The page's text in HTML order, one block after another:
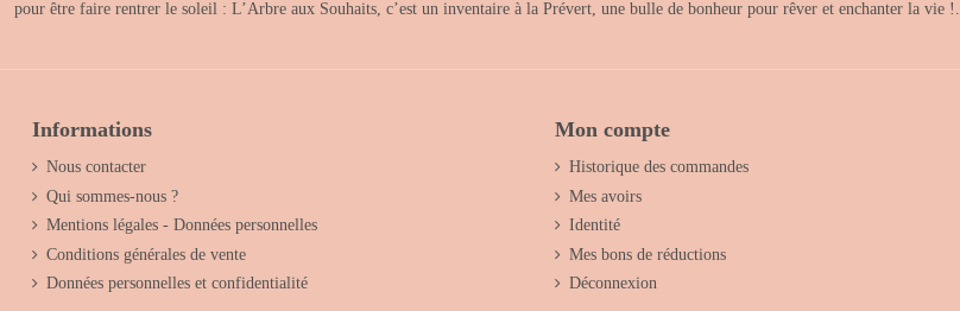
pour être faire rentrer le soleil : L’Arbre aux Souhaits, c’est un inventaire à la Prévert, une bulle de bonheur pour rêver et enchanter la vie !.
Informations
Nous contacter
Qui sommes-nous ?
Mentions légales - Données personnelles
Conditions générales de vente
Données personnelles et confidentialité
Mon compte
Historique des commandes
Mes avoirs
Identité
Mes bons de réductions
Déconnexion